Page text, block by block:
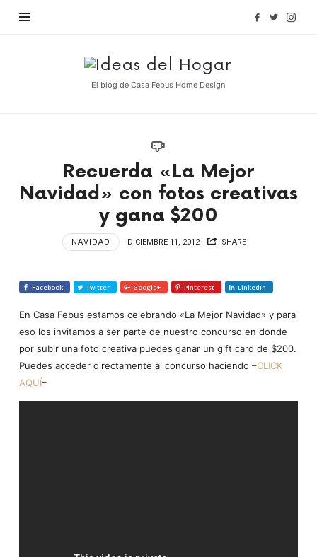
Ideas
del
El blog de Casa Febus Home Design
Recuerda «La Mejor
Navidad» con fotos creativas
y gana $200
NAVIDAD DICIEMBRE 11, 2012 SHARE
Facebook Twitter Google+ Pinterest LinkedIn
En Casa Febus estamos celebrando «La Mejor Navidad» y para
eso los invitamos a ser parte de nuestro concurso en donde
por subir una foto creativa puedes ganar un gift card de $200.
Puedes acceder directamente al concurso haciendo –CLICK
AQUÍ–